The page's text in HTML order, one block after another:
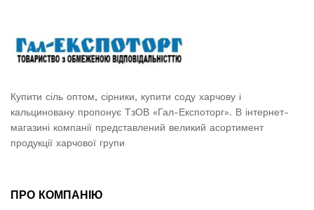
Купити сіль оптом, сірники, купити соду харчову і
кальциновану пропонує ТзОВ «Гал-Експоторг». В інтернет-
магазині компанії представлений великий асортимент
продукції харчової групи
ПРО КОМПАНІЮ